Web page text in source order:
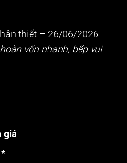
thiết – 26/06/2026
vốn nhanh, bếp vui
giá
*